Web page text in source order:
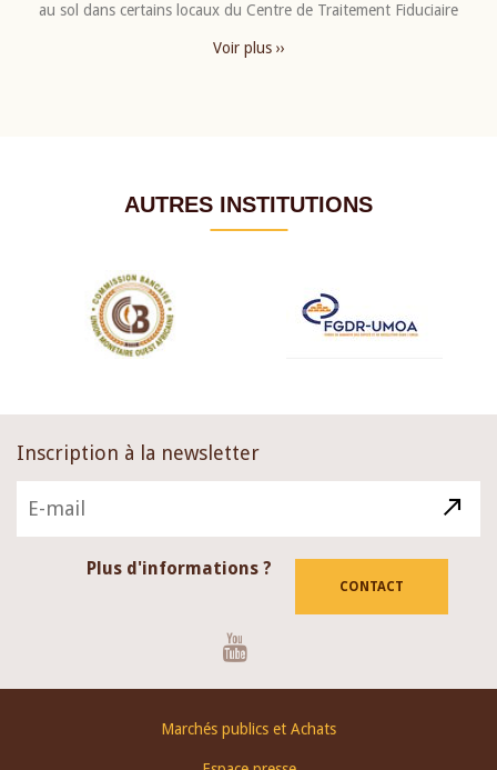
au sol dans certains locaux du Centre de Traitement Fiduciaire
Voir plus ››
AUTRES INSTITUTIONS
Inscription à la newsletter
Plus d'informations ?
CONTACT
Marchés publics et Achats